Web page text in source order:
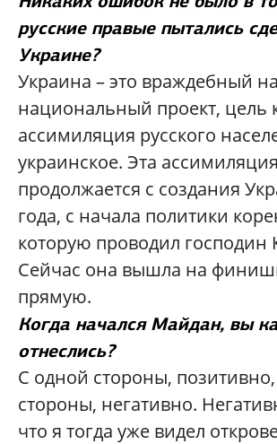
русские правые пытались
Украине?
Украина – это враждебный
национальный проект, цель
ассимиляция русского
украинское. Эта ассимиляция
продолжается с создания
года, с начала политики
которую проводил господин
Сейчас она вышла на
прямую.
Когда начался Майдан, вы
отнеслись?
С одной стороны, позитивно,
стороны, негативно.
что я тогда уже видел